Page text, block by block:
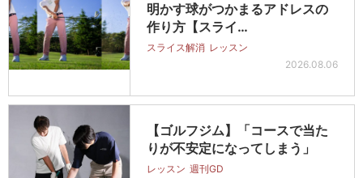
明かす球がつかまるアドレスの
作り方【スライ…
スライス解消 レッスン
2026.08.06
【ゴルフジム】「コースで当た
りが不安定になってしまう」
レッスン 週刊GD